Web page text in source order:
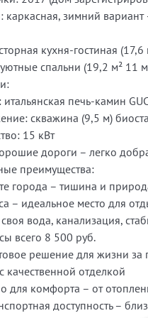
каркасная, зимний
кухня-гостиная (17,6
спальни (19,2 м² 11
печь-камин
скважина (9,5 м)
15 кВт
дороги – легко
преимущества:
города – тишина и
– идеальное место для
вода, канализация,
всего 8 500 руб.
решение для жизни
качественной отделкой
для комфорта – от
доступность –